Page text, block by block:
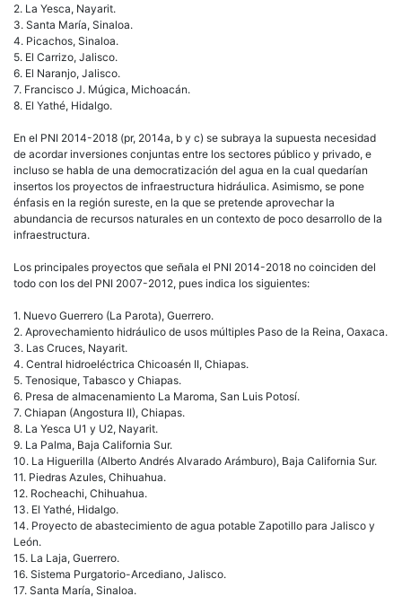
2. La Yesca, Nayarit.
3. Santa María, Sinaloa.
4. Picachos, Sinaloa.
5. El Carrizo, Jalisco.
6. El Naranjo, Jalisco.
7. Francisco J. Múgica, Michoacán.
8. El Yathé, Hidalgo.
En el PNI 2014-2018 (pr, 2014a, b y c) se subraya la supuesta necesidad
de acordar inversiones conjuntas entre los sectores público y privado, e
incluso se habla de una democratización del agua en la cual quedarían
insertos los proyectos de infraestructura hidráulica. Asimismo, se pone
énfasis en la región sureste, en la que se pretende aprovechar la
abundancia de recursos naturales en un contexto de poco desarrollo de la
infraestructura.
Los principales proyectos que señala el PNI 2014-2018 no coinciden del
todo con los del PNI 2007-2012, pues indica los siguientes:
1. Nuevo Guerrero (La Parota), Guerrero.
2. Aprovechamiento hidráulico de usos múltiples Paso de la Reina, Oaxaca.
3. Las Cruces, Nayarit.
4. Central hidroeléctrica Chicoasén II, Chiapas.
5. Tenosique, Tabasco y Chiapas.
6. Presa de almacenamiento La Maroma, San Luis Potosí.
7. Chiapan (Angostura II), Chiapas.
8. La Yesca U1 y U2, Nayarit.
9. La Palma, Baja California Sur.
10. La Higuerilla (Alberto Andrés Alvarado Arámburo), Baja California Sur.
11. Piedras Azules, Chihuahua.
12. Rocheachi, Chihuahua.
13. El Yathé, Hidalgo.
14. Proyecto de abastecimiento de agua potable Zapotillo para Jalisco y
León.
15. La Laja, Guerrero.
16. Sistema Purgatorio-Arcediano, Jalisco.
17. Santa María, Sinaloa.